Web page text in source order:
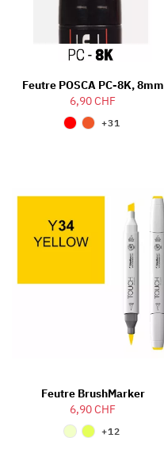
Feutre POSCA PC-8K, 8mm
6,90 CHF
+31
Feutre BrushMarker
6,90 CHF
+12